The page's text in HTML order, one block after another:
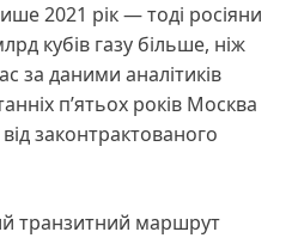
2021 рік — тоді росіяни
кубів газу більше, ніж
за даними аналітиків
п’ятьох років Москва
законтрактованого
транзитний маршрут